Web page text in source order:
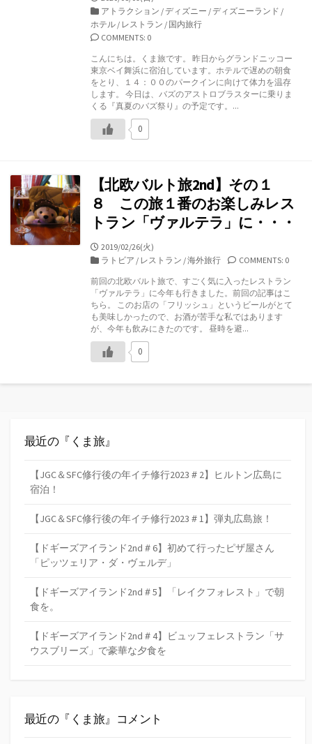
開
日
カ
テ
ゴ
ー
アトラクション /ディズニー /ディズニーランド /
ホテル / レストラン / 国内旅行
COMMENTS: 0
こんにちは。くま旅です。 昨日からグランドニッコー
東京ベイ舞浜に宿泊しています。ホテルで遅めの朝食
をとり、１４：００のパークインに向けて体力を温存
します。 今日は、バズのアストロブラスターに乗りま
くる『真夏のバズ祭り』の予定です。...
0
【北欧バルト旅2nd】その１
８ この旅１番のお楽しみレス
トラン「ヴァルテラ」に・・・
公
開
2019/02/26(火)
カ
ゴ
リ
ー
ラトビア / レストラン /海外旅行
COMMENTS: 0
前回の北欧バルト旅で、すごく気に入ったレストラン
「ヴァルテラ」に今年も行きました。前回の記事はこ
ちら。 このお店の「フリッシュ」というビールがとて
も美味しかったので、お酒が苦手な私ではあります
が、今年も飲みにきたのです。 昼時を避...
0
最近の『くま旅』
【JGC＆SFC修行後の年イチ修行2023＃2】ヒルトン広島に
宿泊！
【JGC＆SFC修行後の年イチ修行2023＃1】弾丸広島旅！
【ドギーズアイランド2nd＃6】初めて行ったピザ屋さん
「ピッツェリア・ダ・ヴェルデ」
【ドギーズアイランド2nd＃5】「レイクフォレスト」で朝
食を。
【ドギーズアイランド2nd＃4】ビュッフェレストラン「サ
ウスブリーズ」で豪華な夕食を
最近の『くま旅』コメント